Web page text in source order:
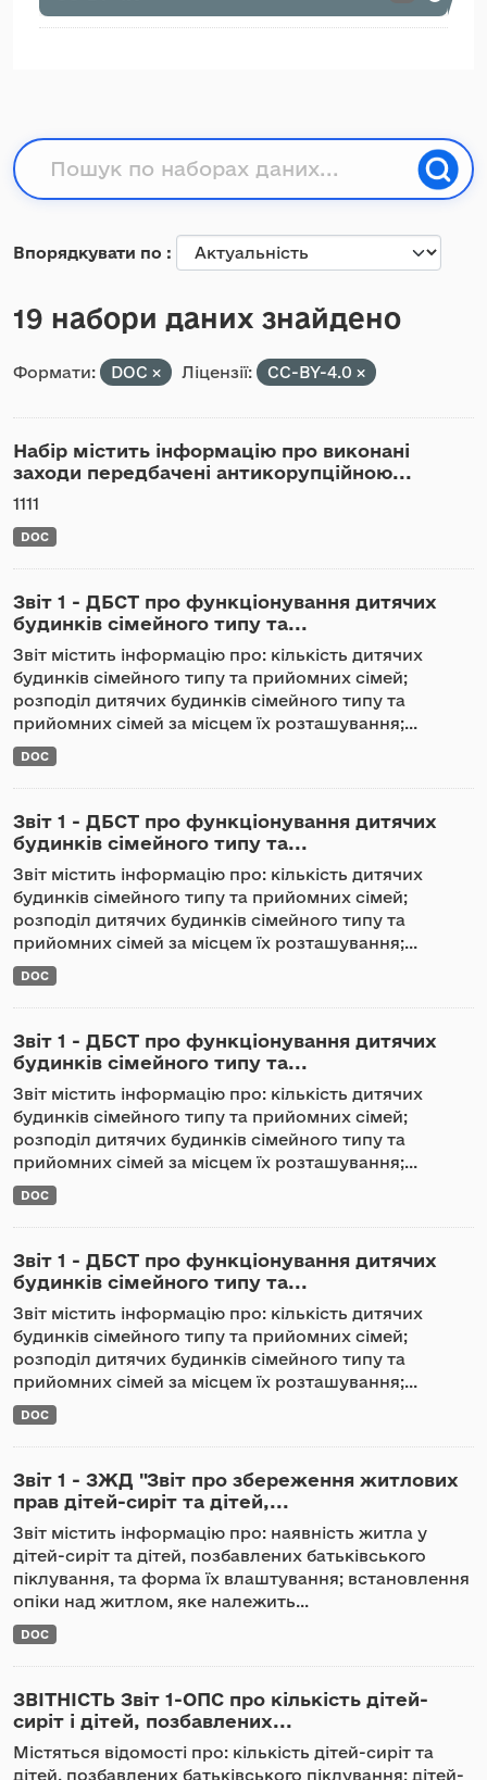
Впорядкувати по
19 набори даних знайдено
Формати: DOC Ліцензії: CC-BY-4.0
Набір містить інформацію про виконані
заходи передбачені антикорупційною...
1111
DOC
Звіт 1 - ДБСТ про функціонування дитячих
будинків сімейного типу та...
Звіт містить інформацію про: кількість дитячих
будинків сімейного типу та прийомних сімей;
розподіл дитячих будинків сімейного типу та
прийомних сімей за місцем їх розташування;...
DOC
Звіт 1 - ДБСТ про функціонування дитячих
будинків сімейного типу та...
Звіт містить інформацію про: кількість дитячих
будинків сімейного типу та прийомних сімей;
розподіл дитячих будинків сімейного типу та
прийомних сімей за місцем їх розташування;...
DOC
Звіт 1 - ДБСТ про функціонування дитячих
будинків сімейного типу та...
Звіт містить інформацію про: кількість дитячих
будинків сімейного типу та прийомних сімей;
розподіл дитячих будинків сімейного типу та
прийомних сімей за місцем їх розташування;...
DOC
Звіт 1 - ДБСТ про функціонування дитячих
будинків сімейного типу та...
Звіт містить інформацію про: кількість дитячих
будинків сімейного типу та прийомних сімей;
розподіл дитячих будинків сімейного типу та
прийомних сімей за місцем їх розташування;...
DOC
Звіт 1 - ЗЖД "Звіт про збереження житлових
прав дітей-сиріт та дітей,...
Звіт містить інформацію про: наявність житла у
дітей-сиріт та дітей, позбавлених батьківського
піклування, та форма їх влаштування; встановлення
опіки над житлом, яке належить...
DOC
ЗВІТНІСТЬ Звіт 1-ОПС про кількість дітей-
сиріт і дітей, позбавлених...
Містяться відомості про: кількість дітей-сиріт та
дітей, позбавлених батьківського піклування; дітей-